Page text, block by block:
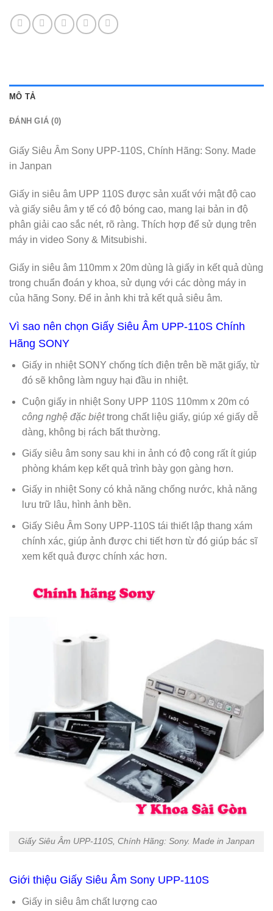
MÔ TẢ
ĐÁNH GIÁ (0)
Giấy Siêu Âm Sony UPP-110S, Chính Hãng: Sony. Made
in Janpan
Giấy in siêu âm UPP 110S được sản xuất với mật độ cao
và giấy siêu âm y tế có độ bóng cao, mang lại bản in độ
phân giải cao sắc nét, rõ ràng. Thích hợp để sử dụng trên
máy in video Sony & Mitsubishi.
Giấy in siêu âm 110mm x 20m dùng là giấy in kết quả dùng
trong chuẩn đoán y khoa, sử dụng với các dòng máy in
của hãng Sony. Để in ảnh khi trả kết quả siêu âm.
Vì sao nên chọn Giấy Siêu Âm UPP-110S Chính
Hãng SONY
Giấy in nhiệt SONY chống tích điện trên bề mặt giấy, từ
đó sẽ không làm nguy hại đầu in nhiệt.
Cuộn giấy in nhiệt Sony UPP 110S 110mm x 20m có
công nghệ đặc biệttrong chất liệu giấy, giúp xé giấy dễ
dàng, không bị rách bất thường.
Giấy siêu âm sony sau khi in ảnh có độ cong rất ít giúp
phòng khám kẹp kết quả trình bày gọn gàng hơn.
Giấy in nhiệt Sony có khả năng chống nước, khả năng
lưu trữ lâu, hình ảnh bền.
Giấy Siêu Âm Sony UPP-110S tái thiết lập thang xám
chính xác, giúp ảnh được chi tiết hơn từ đó giúp bác sĩ
xem kết quả được chính xác hơn.
Giấy Siêu Âm UPP-110S, Chính Hãng: Sony. Made in Janpan
Giới thiệu Giấy Siêu Âm Sony UPP-110S
Giấy in siêu âm chất lượng cao